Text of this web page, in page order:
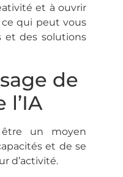
et à ouvrir
ce qui peut vous
et des solutions
de
l’IA
un moyen
et de se
d’activité.